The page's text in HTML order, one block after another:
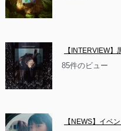
【INTERVIEW
85件のビュー
【NEWS】イベ